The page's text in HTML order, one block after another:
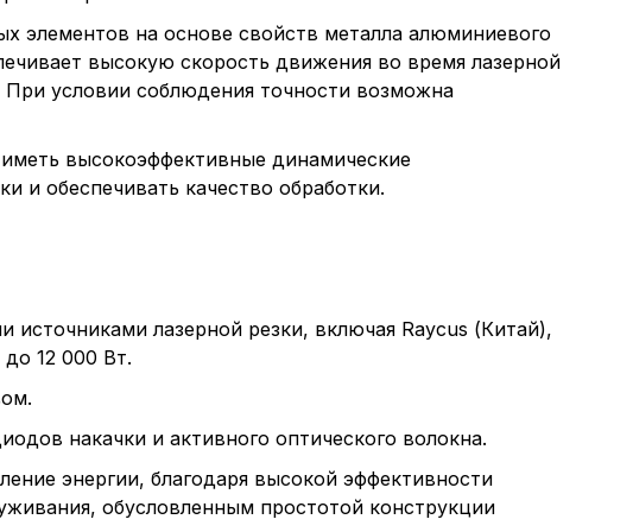
элементов на основе свойств металла алюминиевого
высокую скорость движения во время лазерной
условии соблюдения точности возможна
высокоэффективные динамические
и обеспечивать качество обработки.
лазерной резки, включая Raycus (Китай),
12 000 Вт.
накачки и активного оптического волокна.
энергии, благодаря высокой эффективности
обусловленным простотой конструкции